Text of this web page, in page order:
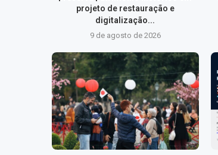
projeto de restauração e
digitalização...
9 de agosto de 2026